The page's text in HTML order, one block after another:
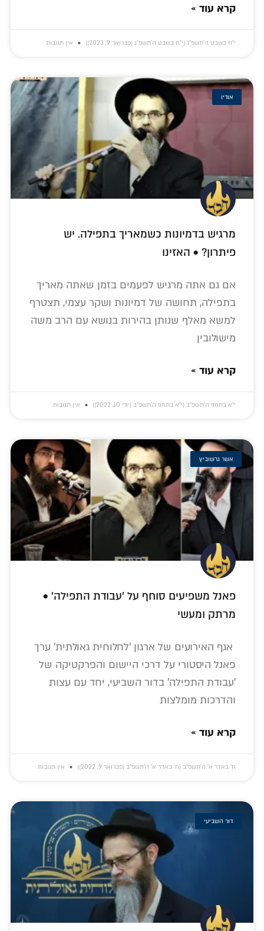
קרא עוד »
י״ח בשבט ה׳תשפ״ג (י״ח בשבט ה׳תשפ״ג (פברואר 9, 2023)) אין תגובות
אודיו
מרגיש בדמיונות כשמאריך בתפילה. יש
פיתרון? • האזינו
אם גם אתה מרגיש לפעמים בזמן שאתה מאריך
בתפילה, תחושה של דמיונות ושקר עצמי, תצטרף
למשא מאלף שנותן בהירות בנושא עם הרב משה
מישולובין
קרא עוד »
י״א בתמוז ה׳תשפ״ב (י״א בתמוז ה׳תשפ״ב (יולי 10, 2022)) אין תגובות
אשר גרשוביץ
פאנל משפיעים סוחף על 'עבודת התפילה' •
מרתק ומעשי
אגף האירועים של ארגון 'לחלוחית גאולתית' ערך
פאנל היסטורי על דרכי היישום והפרקטיקה של
'עבודת התפילה' בדור השביעי, יחד עם עצות
והדרכות מומלצות
קרא עוד »
ח׳ באדר א׳ ה׳תשפ״ב (ח׳ באדר א׳ ה׳תשפ״ב (פברואר 9, 2022)) אין תגובות
דור השביעי